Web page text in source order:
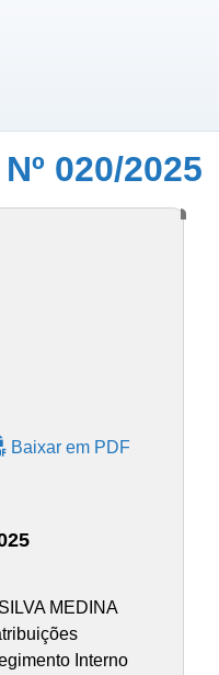
020/2025
Baixar em PDF
MEDINA
Interno